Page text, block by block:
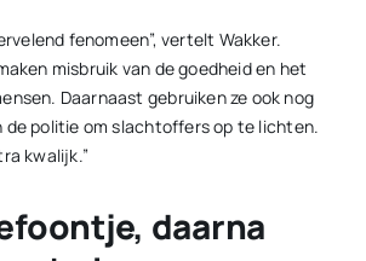
fenomeen”, vertelt Wakker.
misbruik van de goedheid en het
Daarnaast gebruiken ze ook nog
de politie om slachtoffers op te lichten.
kwalijk.”
daarna